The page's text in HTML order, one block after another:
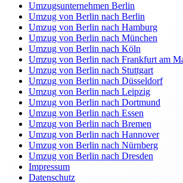
Umzugsunternehmen Berlin
Umzug von Berlin nach Berlin
Umzug von Berlin nach Hamburg
Umzug von Berlin nach München
Umzug von Berlin nach Köln
Umzug von Berlin nach Frankfurt am
Umzug von Berlin nach Stuttgart
Umzug von Berlin nach Düsseldorf
Umzug von Berlin nach Leipzig
Umzug von Berlin nach Dortmund
Umzug von Berlin nach Essen
Umzug von Berlin nach Bremen
Umzug von Berlin nach Hannover
Umzug von Berlin nach Nürnberg
Umzug von Berlin nach Dresden
Impressum
Datenschutz